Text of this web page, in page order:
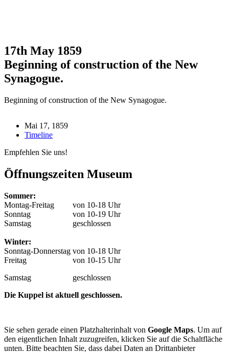
17th May 1859
Beginning of construction of the New
Synagogue.
Beginning of construction of the New Synagogue.
Mai 17, 1859
Timeline
Empfehlen Sie uns!
Öffnungszeiten Museum
Sommer:
Montag-Freitag
von 10-18 Uhr
Sonntag
von 10-19 Uhr
Samstag
geschlossen
Winter:
Sonntag-Donnerstag von 10-18 Uhr
Freitag
von 10-15 Uhr
Samstag
geschlossen
Die Kuppel ist aktuell geschlossen.
Sie sehen gerade einen Platzhalterinhalt von Google Maps. Um auf
den eigentlichen Inhalt zuzugreifen, klicken Sie auf die Schaltfläche
unten. Bitte beachten Sie, dass dabei Daten an Drittanbieter